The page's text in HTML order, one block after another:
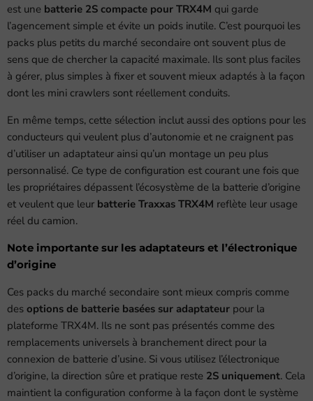
est une batterie 2S compacte pour TRX4M qui garde
l’agencement simple et évite un poids inutile. C’est pourquoi les
packs plus petits du marché secondaire ont souvent plus de
sens que de chercher la capacité maximale. Ils sont plus faciles
à gérer, plus simples à fixer et souvent mieux adaptés à la façon
dont les mini crawlers sont réellement conduits.
En même temps, cette sélection inclut aussi des options pour les
conducteurs qui veulent plus d’autonomie et ne craignent pas
d’utiliser un adaptateur ainsi qu’un montage un peu plus
personnalisé. Ce type de configuration est courant une fois que
les propriétaires dépassent l’écosystème de la batterie d’origine
et veulent que leur batterie Traxxas TRX4M reflète leur usage
réel du camion.
Note importante sur les adaptateurs et l’électronique
d’origine
Ces packs du marché secondaire sont mieux compris comme
des options de batterie basées sur adaptateur pour la
plateforme TRX4M. Ils ne sont pas présentés comme des
remplacements universels à branchement direct pour la
connexion de batterie d’usine. Si vous utilisez l’électronique
d’origine, la direction sûre et pratique reste 2S uniquement. Cela
maintient la configuration conforme à la façon dont le système